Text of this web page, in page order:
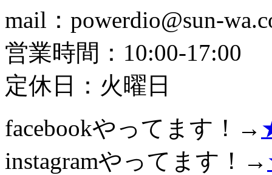
mail：powerdio@sun-
営業時間：10:00-17:00
定休日：火曜日
facebookやってます！→
instagramやってます！→